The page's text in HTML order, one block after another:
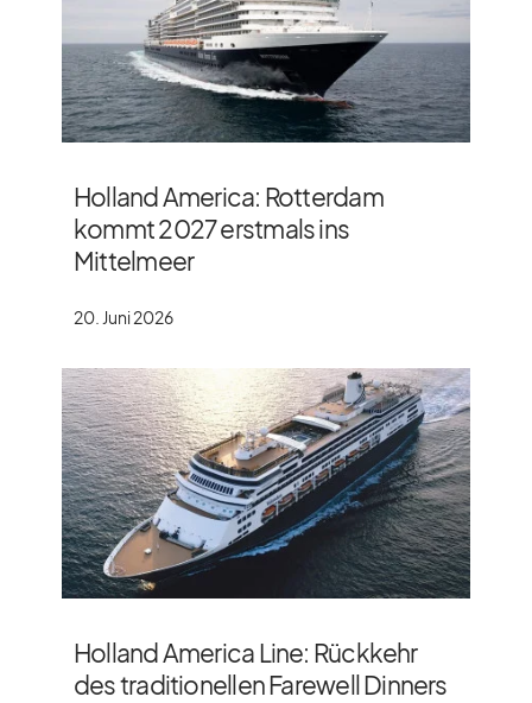
Holland America: Rotterdam
kommt 2027 erstmals ins
Mittelmeer
20. Juni 2026
Holland America Line: Rückkehr
des traditionellen Farewell Dinners